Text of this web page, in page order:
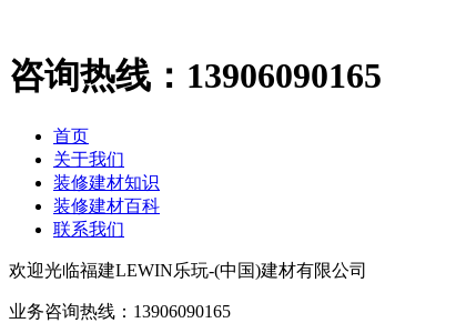
咨询热线： 13906090165
首页
关于我们
装修建材知识
装修建材百科
联系我们
欢迎光临福建LEWIN乐玩-(中国)建材有限公司
业务咨询热线： 13906090165